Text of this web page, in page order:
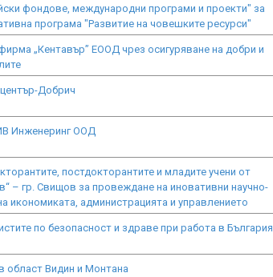
фондове, международни програми и проекти" за
програма "Развитие на човешките ресурси"
„Кентавър” ЕООД чрез осигуряване на добри и
Добрич
Инженеринг ООД
постдокторантите и младите учени от
– гр. Свищов за провеждане на иновативни научно-
икономиката, администрацията и управлението
по безопасност и здраве при работа в България
област Видин и Монтана